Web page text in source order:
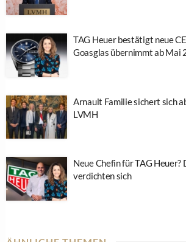
TAG Heuer bestätigt neue
Goasglas übernimmt ab Mai
Arnault Familie sichert sich
LVMH
Neue Chefin für TAG Heuer?
verdichten sich